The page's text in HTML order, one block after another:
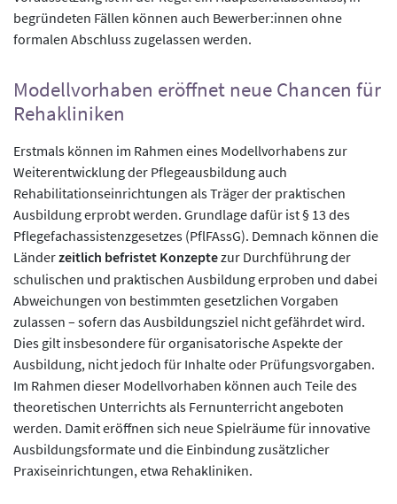
begründeten Fällen können auch Bewerber:innen ohne
formalen Abschluss zugelassen werden.
Modellvorhaben eröffnet neue Chancen für
Rehakliniken
Erstmals können im Rahmen eines Modellvorhabens zur
Weiterentwicklung der Pflegeausbildung auch
Rehabilitationseinrichtungen als Träger der praktischen
Ausbildung erprobt werden. Grundlage dafür ist § 13 des
Pflegefachassistenzgesetzes (PflFAssG). Demnach können die
Länderzeitlich befristet Konzeptezur Durchführung der
schulischen und praktischen Ausbildung erproben und dabei
Abweichungen von bestimmten gesetzlichen Vorgaben
zulassen – sofern das Ausbildungsziel nicht gefährdet wird.
Dies gilt insbesondere für organisatorische Aspekte der
Ausbildung, nicht jedoch für Inhalte oder Prüfungsvorgaben.
Im Rahmen dieser Modellvorhaben können auch Teile des
theoretischen Unterrichts als Fernunterricht angeboten
werden. Damit eröffnen sich neue Spielräume für innovative
Ausbildungsformate und die Einbindung zusätzlicher
Praxiseinrichtungen, etwa Rehakliniken.